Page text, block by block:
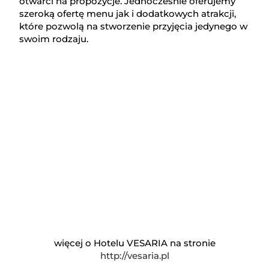
szeroką ofertę menu jak i dodatkowych atrakcji,
które pozwolą na stworzenie przyjęcia jedynego w
swoim rodzaju.
więcej o Hotelu VESARIA na stronie
http://vesaria.pl